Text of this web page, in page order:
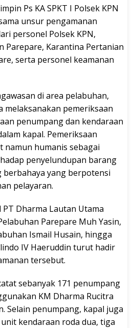
Ps KA SPKT I Polsek KPN
unsur pengamanan
personel Polsek KPN,
Parepare, Karantina Pertanian
serta personel keamanan
di area pelabuhan,
melaksanakan pemeriksaan
penumpang dan kendaraan
kapal. Pemeriksaan
namun humanis sebagai
penyelundupan barang
yang berpotensi
pelayaran.
Dharma Lautan Utama
Parepare Muh Yasin,
Ismail Husain, hingga
IV Haeruddin turut hadir
tersebut.
sebanyak 171 penumpang
KM Dharma Rucitra
Selain penumpang, kapal juga
kendaraan roda dua, tiga